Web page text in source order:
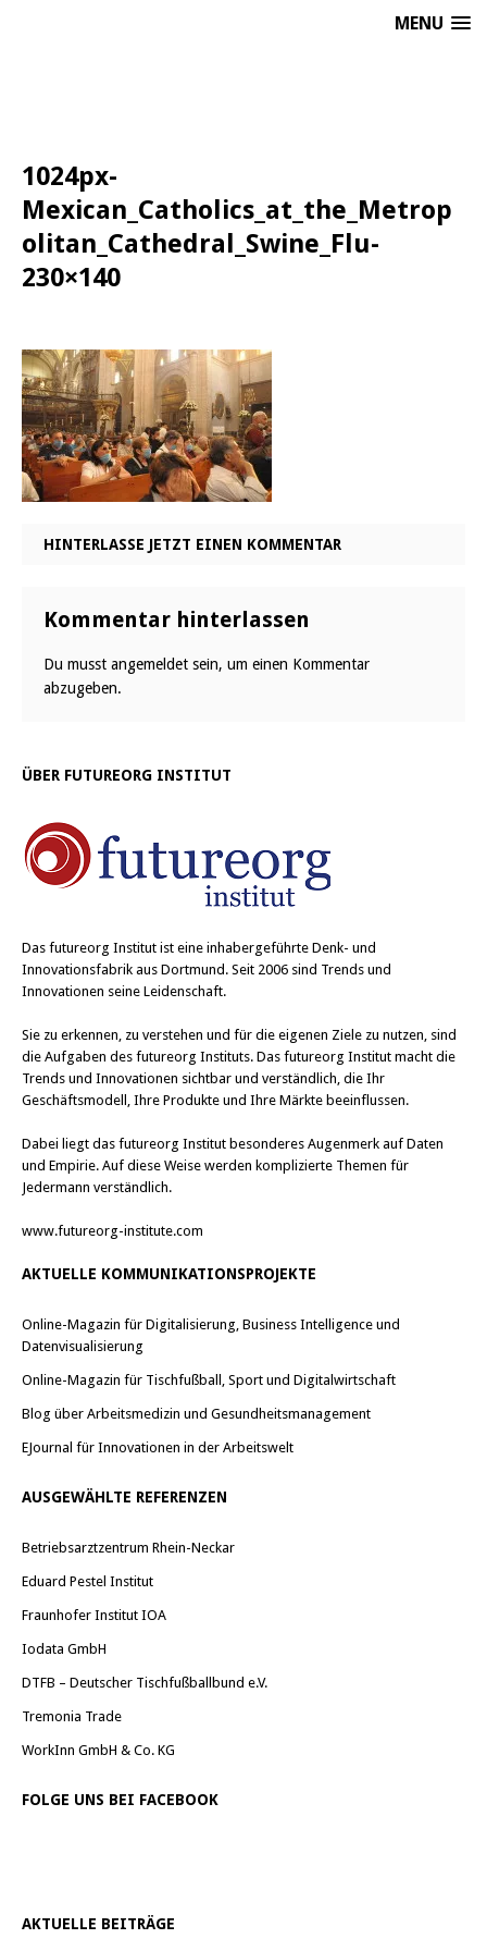
MENU
1024px-
Mexican_Catholics_at_the_Metrop
olitan_Cathedral_Swine_Flu-
230×140
HINTERLASSE JETZT EINEN KOMMENTAR
Kommentar hinterlassen
Du musst angemeldet sein, um einen Kommentar
abzugeben.
ÜBER FUTUREORG INSTITUT
Das futureorg Institut ist eine inhabergeführte Denk- und
Innovationsfabrik aus Dortmund. Seit 2006 sind Trends und
Innovationen seine Leidenschaft.
Sie zu erkennen, zu verstehen und für die eigenen Ziele zu nutzen, sind
die Aufgaben des futureorg Instituts. Das futureorg Institut macht die
Trends und Innovationen sichtbar und verständlich, die Ihr
Geschäftsmodell, Ihre Produkte und Ihre Märkte beeinflussen.
Dabei liegt das futureorg Institut besonderes Augenmerk auf Daten
und Empirie. Auf diese Weise werden komplizierte Themen für
Jedermann verständlich.
www.futureorg-institute.com
AKTUELLE KOMMUNIKATIONSPROJEKTE
Online-Magazin für Digitalisierung, Business Intelligence und
Datenvisualisierung
Online-Magazin für Tischfußball, Sport und Digitalwirtschaft
Blog über Arbeitsmedizin und Gesundheitsmanagement
EJournal für Innovationen in der Arbeitswelt
AUSGEWÄHLTE REFERENZEN
Betriebsarztzentrum Rhein-Neckar
Eduard Pestel Institut
Fraunhofer Institut IOA
Iodata GmbH
DTFB – Deutscher Tischfußballbund e.V.
Tremonia Trade
WorkInn GmbH & Co. KG
FOLGE UNS BEI FACEBOOK
AKTUELLE BEITRÄGE